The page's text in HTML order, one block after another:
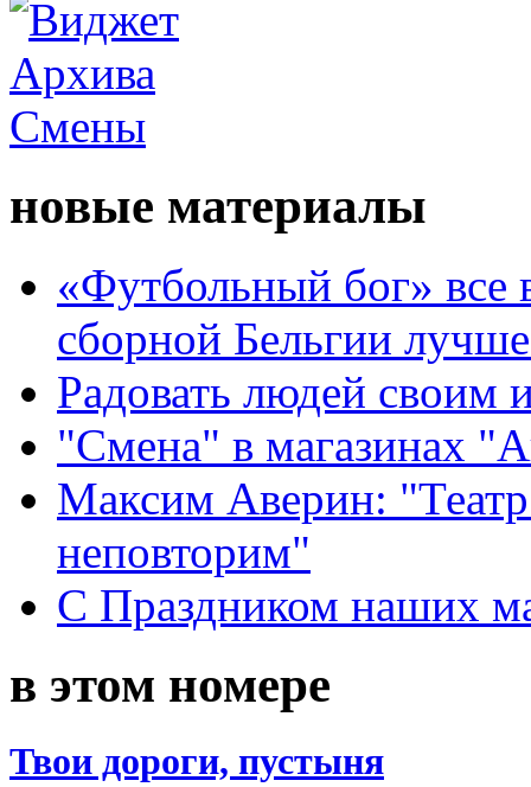
новые материалы
«Футбольный бог» все
сборной Бельгии
Радовать людей своим
"Смена" в магазинах
Максим Аверин:
неповторим"
С Праздником наших
в этом номере
Твои дороги, пустыня